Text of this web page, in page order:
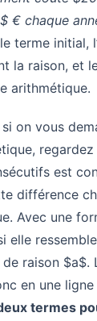
€ chaque
terme initial,
la raison, et
arithmétique.
on vous
est
différence
Avec une
elle
raison $a$.
en une ligne
termes